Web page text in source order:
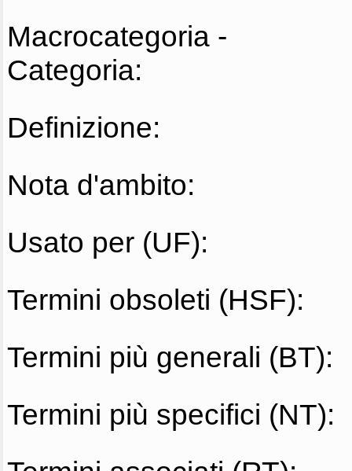
Macrocategoria -
Categoria:
Definizione:
Nota d'ambito:
Usato per (UF):
Termini obsoleti (HSF):
Termini più generali (BT):
Termini più specifici (NT):